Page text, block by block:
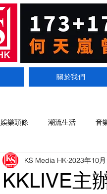
關於我們
娛樂頭條 潮流生活 音
KKLIVE主
KS Media HK 2023年10